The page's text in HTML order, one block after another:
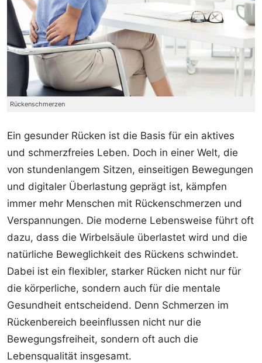
Rückenschmerzen
Ein gesunder Rücken ist die Basis für ein aktives
und schmerzfreies Leben. Doch in einer Welt, die
von stundenlangem Sitzen, einseitigen Bewegungen
und digitaler Überlastung geprägt ist, kämpfen
immer mehr Menschen mit Rückenschmerzen und
Verspannungen. Die moderne Lebensweise führt oft
dazu, dass die Wirbelsäule überlastet wird und die
natürliche Beweglichkeit des Rückens schwindet.
Dabei ist ein flexibler, starker Rücken nicht nur für
die körperliche, sondern auch für die mentale
Gesundheit entscheidend. Denn Schmerzen im
Rückenbereich beeinflussen nicht nur die
Bewegungsfreiheit, sondern oft auch die
Lebensqualität insgesamt.